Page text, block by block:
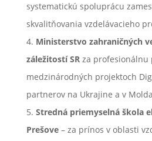
systematickú spoluprácu
skvalitňovania vzdelávacieho
Ministerstvo zahraničných
záležitostí SRza profesionálnu
medzinárodných projektoch
partnerov na Ukrajine a v
Stredná priemyselná škola
Prešove– za prínos v oblasti